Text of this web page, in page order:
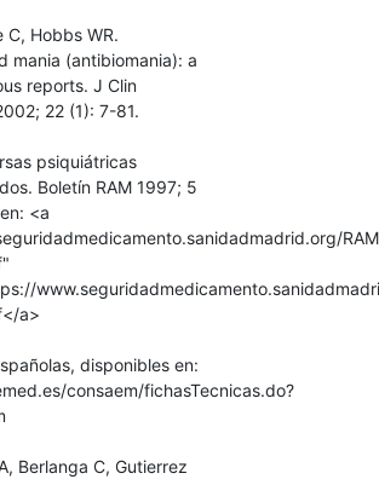
C, Hobbs WR.
mania (antibiomania): a
reports. J Clin
22 (1): 7-81.
psiquiátricas
Boletín RAM 1997; 5
<a
a>
disponibles en:
consaem/fichasTecnicas.do?
Berlanga C, Gutierrez